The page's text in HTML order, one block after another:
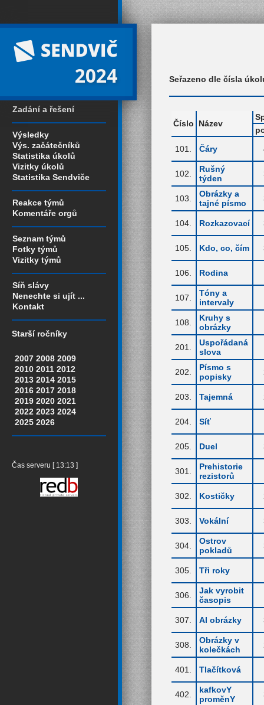
2024
Zadání a řešení
Výsledky
Výs. začátečníků
Statistika úkolů
Vizitky úkolů
Statistika Sendviče
Reakce týmů
Komentáře orgů
Seznam týmů
Fotky týmů
Vizitky týmů
Síň slávy
Nenechte si ujít ...
Kontakt
Starší ročníky
2007 2008 2009
2010 2011 2012
2013 2014 2015
2016 2017 2018
2019 2020 2021
2022 2023 2024
2025 2026
Čas serveru [ 13:13 ]
Seřazeno dle čísla
Číslo Název
101.
Čáry
102.
Rušný
týden
103.
Obrázky a
tajné písmo
104. Rozkazovací
105. Kdo, co, čím
106. Rodina
107.
Tóny a
intervaly
108.
Kruhy s
obrázky
201.
Uspořádaná
slova
202.
Písmo s
popisky
203. Tajemná
204. Síť
205. Duel
301.
Prehistorie
rezistorů
302. Kostičky
303. Vokální
304.
Ostrov
pokladů
305. Tři roky
306.
Jak vyrobit
časopis
307. AI obrázky
308.
Obrázky v
kolečkách
401. Tlačítková
402.
kafkovY
proměnY